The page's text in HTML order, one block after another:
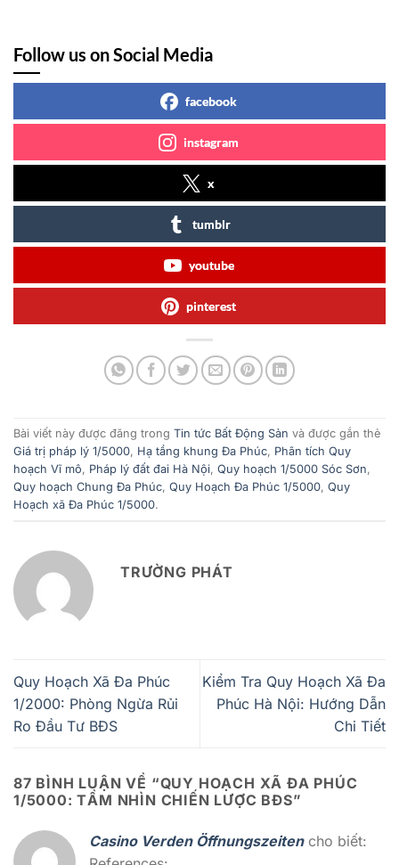
Follow us on Social Media
facebook
instagram
x
tumblr
youtube
pinterest
Bài viết này được đăng trong Tin tức Bất Động Sản và được gắn thẻ
Giá trị pháp lý 1/5000, Hạ tầng khung Đa Phúc, Phân tích Quy
hoạch Vĩ mô, Pháp lý đất đai Hà Nội, Quy hoạch 1/5000 Sóc Sơn,
Quy hoạch Chung Đa Phúc, Quy Hoạch Đa Phúc 1/5000, Quy
Hoạch xã Đa Phúc 1/5000.
TRƯỜNG PHÁT
Quy Hoạch Xã Đa Phúc
1/2000: Phòng Ngừa Rủi
Ro Đầu Tư BĐS
Kiểm Tra Quy Hoạch Xã Đa
Phúc Hà Nội: Hướng Dẫn
Chi Tiết
87 BÌNH LUẬN VỀ “QUY HOẠCH XÃ ĐA PHÚC
1/5000: TẦM NHÌN CHIẾN LƯỢC BĐS”
Casino Verden Öffnungszeiten cho biết: